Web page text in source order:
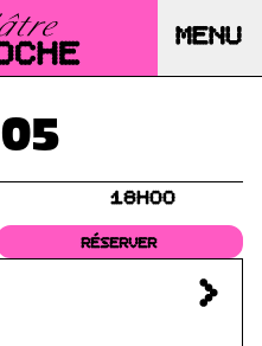
MENU
18H00
RÉSERVER